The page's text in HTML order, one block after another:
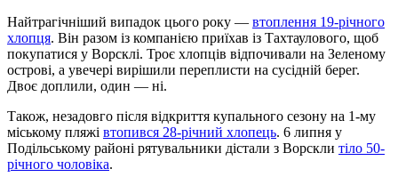
Найтрагічніший випадок цього року — втоплення 19-річного
хлопця. Він разом із компанією приїхав із Тахтаулового, щоб
покупатися у Ворсклі. Троє хлопців відпочивали на Зеленому
острові, а увечері вирішили переплисти на сусідній берег.
Двоє доплили, один — ні.
Також, незадовго після відкриття купального сезону на 1-му
міському пляжі втопився 28-річний хлопець. 6 липня у
Подільському районі рятувальники дістали з Ворскли тіло 50-
річного чоловіка.